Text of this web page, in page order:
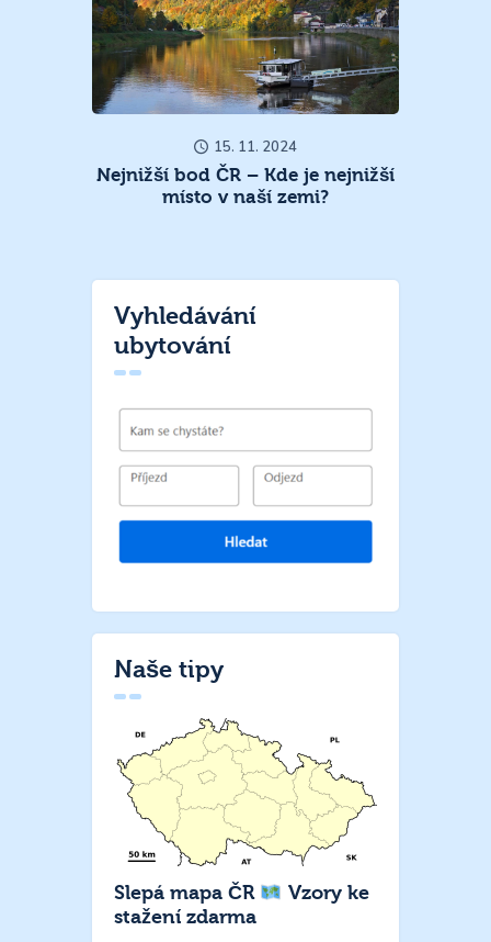
15. 11. 2024
Nejnižší bod ČR – Kde je nejnižší
místo v naší zemi?
Vyhledávání
ubytování
Naše tipy
Slepá mapa ČR
Vzory ke
stažení zdarma